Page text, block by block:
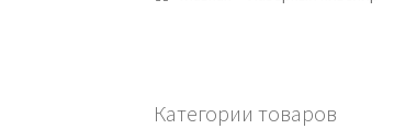
Категории товаров